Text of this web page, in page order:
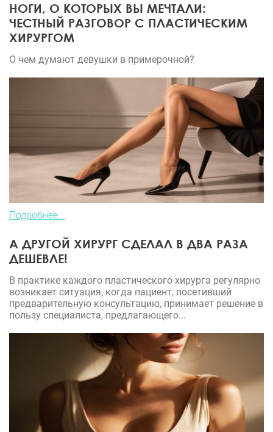
НОГИ, О КОТОРЫХ ВЫ МЕЧТАЛИ:
ЧЕСТНЫЙ РАЗГОВОР С ПЛАСТИЧЕСКИМ
ХИРУРГОМ
О чем думают девушки в примерочной?
Подробнее...
А ДРУГОЙ ХИРУРГ СДЕЛАЛ В ДВА РАЗА
ДЕШЕВЛЕ!
В практике каждого пластического хирурга регулярно
возникает ситуация, когда пациент, посетивший
предварительную консультацию, принимает решение в
пользу специалиста, предлагающего...